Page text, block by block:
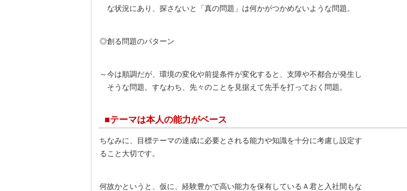
な状況にあり、探さないと「真の問題」は何かがつかめないような問題。
◎創る問題のパターン
～今は順調だが、環境の変化や前提条件が変化すると、支障や不都合が発生し
そうな問題。すなわち、先々のことを見据えて先手を打っておく問題。
■テーマは本人の能力がベース
ちなみに、目標テーマの達成に必要とされる能力や知識を十分に考慮し設定す
ること大切です。
何故かというと、仮に、経験豊かで高い能力を保有しているＡ君と入社間もな